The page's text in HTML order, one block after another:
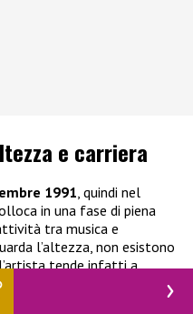
e carriera
1991, quindi nel
in una fase di piena
tra musica e
l’altezza, non esistono
tende infatti a
su alcuni dettagli
sulla sua attività